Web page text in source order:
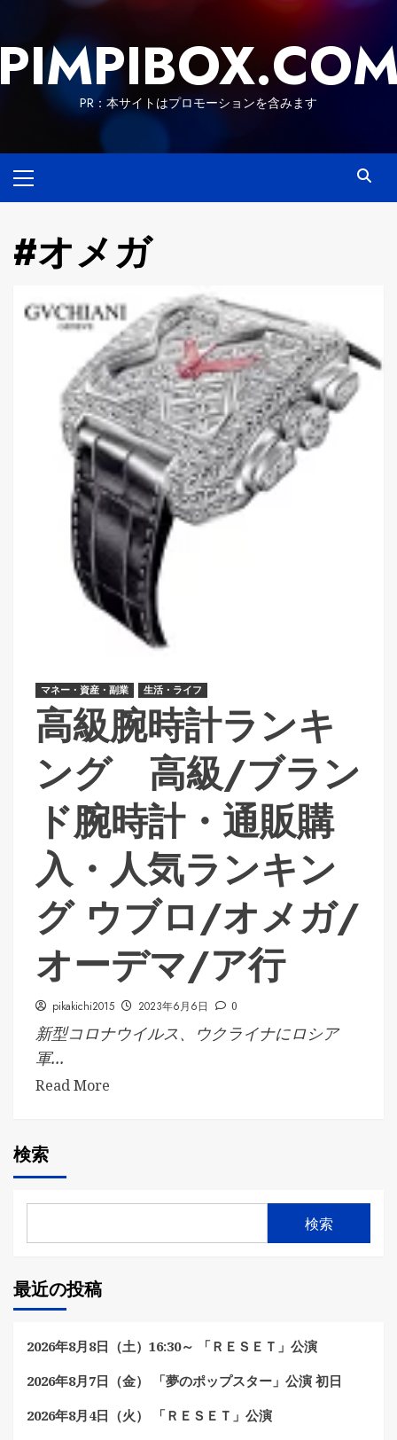
content
PR：本サイトはプロモーションを含みます
Menu
#オメガ
マネー・資産・副業 生活・ライフ
高級腕時計ランキ
ング 高級/ブラン
ド腕時計・通販購
入・人気ランキン
グ ウブロ/オメガ/
オーデマ/ア行
pikakichi2015 2023年6月6日 0
新型コロナウイルス、ウクライナにロシア
軍...
Read More
検索
検索
最近の投稿
2026年8月8日（土）16:30～ 「ＲＥＳＥＴ」公演
2026年8月7日（金） 「夢のポップスター」公演 初日
2026年8月4日（火） 「ＲＥＳＥＴ」公演